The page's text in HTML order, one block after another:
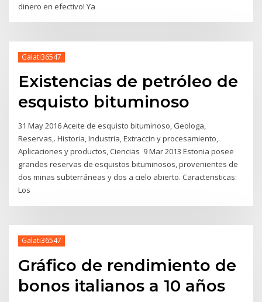
dinero en efectivo! Ya
Galati36547
Existencias de petróleo de
esquisto bituminoso
31 May 2016 Aceite de esquisto bituminoso, Geologa,
Reservas,. Historia, Industria, Extraccin y procesamiento,.
Aplicaciones y productos, Ciencias 9 Mar 2013 Estonia posee
grandes reservas de esquistos bituminosos, provenientes de
dos minas subterráneas y dos a cielo abierto. Caracteristicas:
Los
Galati36547
Gráfico de rendimiento de
bonos italianos a 10 años